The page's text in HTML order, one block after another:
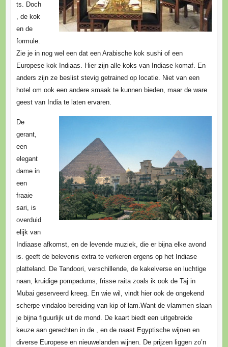
ts. Doch
, de kok
en de
formule.
Zie je in nog wel een dat een Arabische kok sushi of een
Europese kok Indiaas. Hier zijn alle koks van Indiase komaf. En
anders zijn ze beslist stevig getrained op locatie. Niet van een
hotel om ook een andere smaak te kunnen bieden, maar de ware
geest van India te laten ervaren.
De
gerant,
een
elegant
dame in
een
fraaie
sari, is
overduid
elijk van
Indiaase afkomst, en de levende muziek, die er bijna elke avond
is. geeft de belevenis extra te verkeren ergens op het Indiase
platteland. De Tandoori, verschillende, de kakelverse en luchtige
naan, kruidige pompadums, frisse raita zoals ik ook de Taj in
Mubai geserveerd kreeg. En wie wil, vindt hier ook de ongekend
scherpe vindaloo bereiding van kip of lam.Want de vlammen slaan
je bijna figuurlijk uit de mond. De kaart biedt een uitgebreide
keuze aan gerechten in de , en de naast Egyptische wijnen en
diverse Europese en nieuwelanden wijnen. De prijzen liggen zo’n